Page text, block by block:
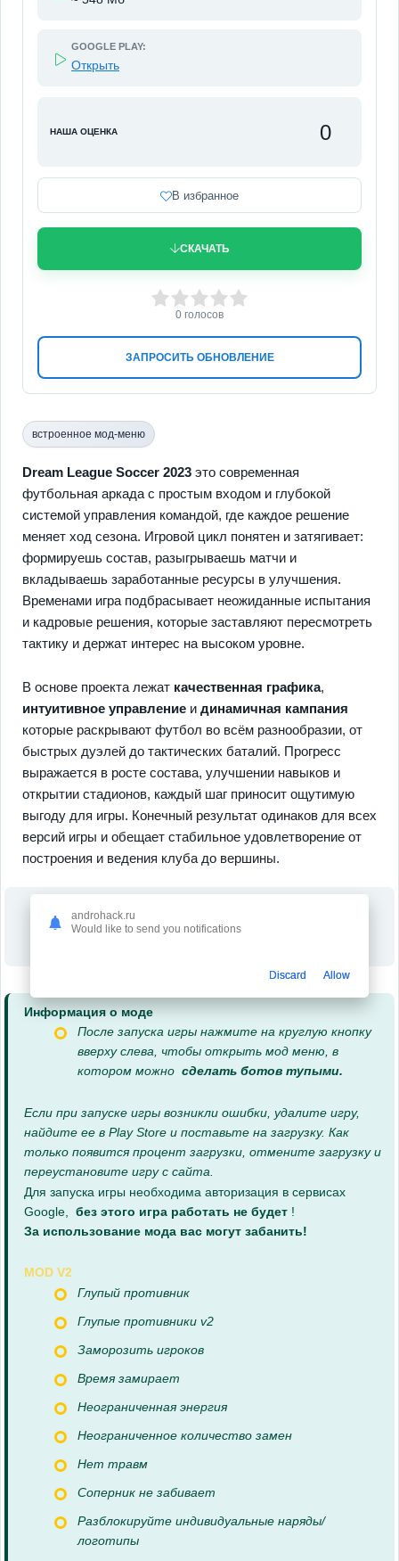
GOOGLE PLAY:
Открыть
НАША ОЦЕНКА 0
В избранное
СКАЧАТЬ
ЗАПРОСИТЬ ОБНОВЛЕНИЕ
3 4 5
0 голосов
встроенное мод-меню
Dream League Soccer 2023 это современная
футбольная аркада с простым входом и глубокой
системой управления командой, где каждое решение
меняет ход сезона. Игровой цикл понятен и затягивает:
формируешь состав, разыгрываешь матчи и
вкладываешь заработанные ресурсы в улучшения.
Временами игра подбрасывает неожиданные испытания
и кадровые решения, которые заставляют пересмотреть
тактику и держат интерес на высоком уровне.
В основе проекта лежат качественная графика,
интуитивное управление и динамичная кампания
которые раскрывают футбол во всём разнообразии, от
быстрых дуэлей до тактических баталий. Прогресс
выражается в росте состава, улучшении навыков и
открытии стадионов, каждый шаг приносит ощутимую
выгоду для игры. Конечный результат одинаков для всех
версий игры и обещает стабильное удовлетворение от
построения и ведения клуба до вершины.
Информация о моде
После запуска игры нажмите на круглую кнопку
вверху слева, чтобы открыть мод меню, в
котором можно сделать ботов тупыми.
Если при запуске игры возникли ошибки, удалите игру,
найдите ее в Play Store и поставьте на загрузку. Как
только появится процент загрузки, отмените загрузку и
переустановите игру с сайта.
Для запуска игры необходима авторизация в сервисах
Google, без этого игра работать не будет !
За использование мода вас могут забанить!
MOD V2
Глупый противник
Глупые противники v2
Заморозить игроков
Время замирает
Неограниченная энергия
Неограниченное количество замен
Нет травм
Соперник не забивает
Разблокируйте индивидуальные наряды/
логотипы
androhack.ru
Would like to send you notifications
Discard Allow